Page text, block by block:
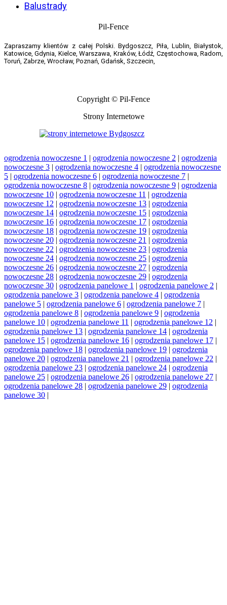
Balustrady
Pil-Fence
Zapraszamy klientów z całej Polski. Bydgoszcz, Piła, Lublin, Białystok,
Katowice, Gdynia, Kielce, Warszawa, Kraków, Łódź, Częstochowa, Radom,
Toruń, Zabrze, Wrocław, Poznań, Gdańsk, Szczecin,
Copyright © Pil-Fence
Strony Internetowe
ogrodzenia nowoczesne 1 | ogrodzenia nowoczesne 2 | ogrodzenia
nowoczesne 3 | ogrodzenia nowoczesne 4 | ogrodzenia nowoczesne
5 | ogrodzenia nowoczesne 6 | ogrodzenia nowoczesne 7 |
ogrodzenia nowoczesne 8 | ogrodzenia nowoczesne 9 | ogrodzenia
nowoczesne 10 | ogrodzenia nowoczesne 11 | ogrodzenia
nowoczesne 12 | ogrodzenia nowoczesne 13 | ogrodzenia
nowoczesne 14 | ogrodzenia nowoczesne 15 | ogrodzenia
nowoczesne 16 | ogrodzenia nowoczesne 17 | ogrodzenia
nowoczesne 18 | ogrodzenia nowoczesne 19 | ogrodzenia
nowoczesne 20 | ogrodzenia nowoczesne 21 | ogrodzenia
nowoczesne 22 | ogrodzenia nowoczesne 23 | ogrodzenia
nowoczesne 24 | ogrodzenia nowoczesne 25 | ogrodzenia
nowoczesne 26 | ogrodzenia nowoczesne 27 | ogrodzenia
nowoczesne 28 | ogrodzenia nowoczesne 29 | ogrodzenia
nowoczesne 30 | ogrodzenia panelowe 1 | ogrodzenia panelowe 2 |
ogrodzenia panelowe 3 | ogrodzenia panelowe 4 | ogrodzenia
panelowe 5 | ogrodzenia panelowe 6 | ogrodzenia panelowe 7 |
ogrodzenia panelowe 8 | ogrodzenia panelowe 9 | ogrodzenia
panelowe 10 | ogrodzenia panelowe 11 | ogrodzenia panelowe 12 |
ogrodzenia panelowe 13 | ogrodzenia panelowe 14 | ogrodzenia
panelowe 15 | ogrodzenia panelowe 16 | ogrodzenia panelowe 17 |
ogrodzenia panelowe 18 | ogrodzenia panelowe 19 | ogrodzenia
panelowe 20 | ogrodzenia panelowe 21 | ogrodzenia panelowe 22 |
ogrodzenia panelowe 23 | ogrodzenia panelowe 24 | ogrodzenia
panelowe 25 | ogrodzenia panelowe 26 | ogrodzenia panelowe 27 |
ogrodzenia panelowe 28 | ogrodzenia panelowe 29 | ogrodzenia
panelowe 30 |